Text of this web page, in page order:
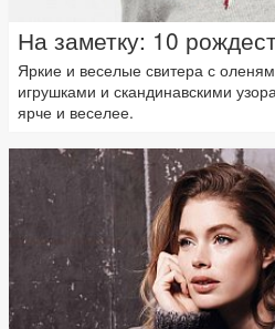
На заметку: 10
Яркие и веселые свитера с
игрушками и скандинавскими
ярче и веселее.